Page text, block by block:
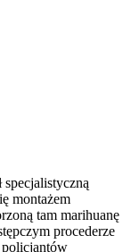
montażem
tam marihuanę
procederze
policjantów